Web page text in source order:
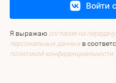
Войти
Я выражаю согласие на
персональных данныхв
политикой конфиденциальности